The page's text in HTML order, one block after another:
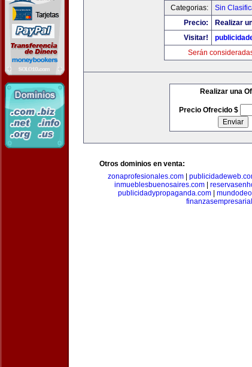
Categorias:
Sin
Precio:
Realizar
Visitar!
Serán
Realizar una
Precio Ofrecido $
Otros dominios en venta:
zonaprofesionales.com|
inmueblesbuenosaires.com|
publicidadypropaganda.com|